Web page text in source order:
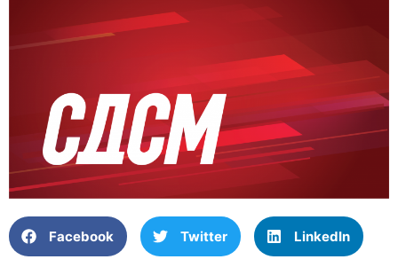
Facebook Twitter LinkedIn